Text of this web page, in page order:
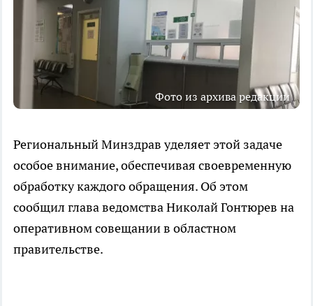
Фото из архива редакции
Региональный Минздрав уделяет этой задаче
особое внимание, обеспечивая своевременную
обработку каждого обращения. Об этом
сообщил глава ведомства Николай Гонтюрев на
оперативном совещании в областном
правительстве.